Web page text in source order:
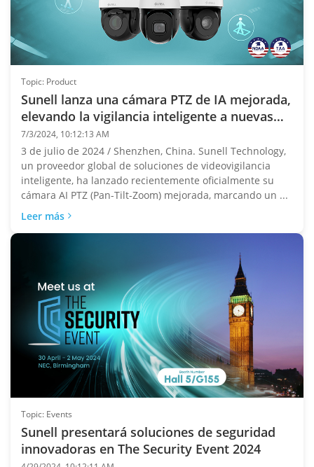
Topic: Product
Sunell lanza una cámara PTZ de IA mejorada,
elevando la vigilancia inteligente a nuevas
alturas
7/3/2024, 10:12:13 AM
3 de julio de 2024 / Shenzhen, China. Sunell Technology,
un proveedor global de soluciones de videovigilancia
inteligente, ha lanzado recientemente oficialmente su
cámara AI PTZ (Pan-Tilt-Zoom) mejorada, marcando un ...
Leer más
Topic: Events
Sunell presentará soluciones de seguridad
innovadoras en The Security Event 2024